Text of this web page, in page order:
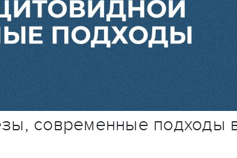
современные подходы